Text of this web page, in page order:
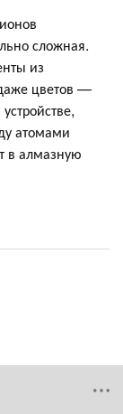
сложная.
из
цветов —
атомами
в алмазную